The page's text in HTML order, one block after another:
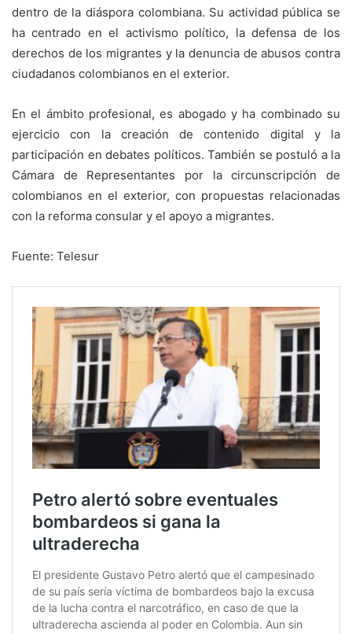
dentro de la diáspora colombiana. Su actividad pública se
ha centrado en el activismo político, la defensa de los
derechos de los migrantes y la denuncia de abusos contra
ciudadanos colombianos en el exterior.
En el ámbito profesional, es abogado y ha combinado su
ejercicio con la creación de contenido digital y la
participación en debates políticos. También se postuló a la
Cámara de Representantes por la circunscripción de
colombianos en el exterior, con propuestas relacionadas
con la reforma consular y el apoyo a migrantes.
Fuente: Telesur